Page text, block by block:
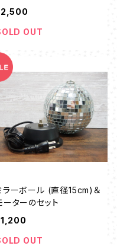
OUT
ラーボール (直径15cm)＆
ーターのセット
OUT